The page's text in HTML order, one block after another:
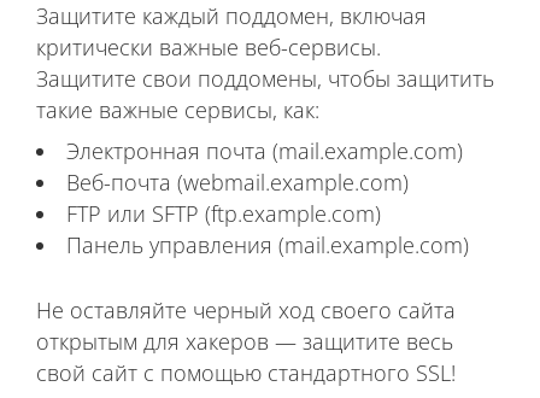
Защитите каждый поддомен, включая
критически важные веб-сервисы.
Защитите свои поддомены, чтобы защитить
такие важные сервисы, как:
Электронная почта (mail.example.com)
Веб-почта (webmail.example.com)
FTP или SFTP (ftp.example.com)
Панель управления (mail.example.com)
Не оставляйте черный ход своего сайта
открытым для хакеров — защитите весь
свой сайт с помощью стандартного SSL!